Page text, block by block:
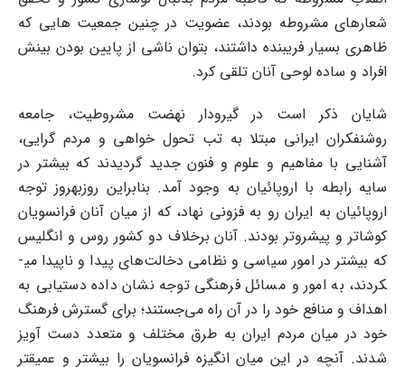
شعارهای مشروطه بودند، عضویت در چنین جمعیت هایی که
ظاهری بسیار فریبنده داشتند، بتوان ناشی از پایین بودن بینش
افراد و ساده لوحی آنان تلقی کرد.
شایان ذکر است در گیر‌و‌دار نهضت مشروطیت، جامعه
روشنفکران ایرانی مبتلا به تب تحول خواهی و مردم گرایی،
آشنایی با مفاهیم و علوم و فنون جدید گردیدند که بیش‎تر در
سایه رابطه با اروپائیان به وجود آمد. بنابراین روز­به­روز توجه
اروپائیان به ایران رو به فزونی نهاد، که از میان آنان فرانسویان
کوشاتر و پیش‎روتر بودند. آنان برخلاف دو کشور روس و انگلیس
که بیش‎تر در امور سیاسی و نظامی دخالت‌های پیدا و ناپیدا می­
کردند، به امور و مسائل فرهنگی توجه نشان داده دست‎یابی به
اهداف و منافع خود را در آن راه می‌جستند؛ برای گسترش فرهنگ
خود در میان مردم ایران به طرق مختلف و متعدد دست آویز
شدند. آنچه در این میان انگیزه فرانسویان را بیشتر و عمیق‎تر